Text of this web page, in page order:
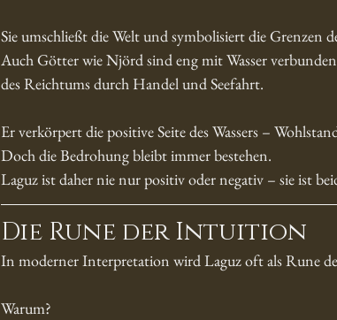
Sie umschließt die Welt und symbolisiert die Grenzen
Auch Götter wie Njörd sind eng mit Wasser
des Reichtums durch Handel und Seefahrt.
Er verkörpert die positive Seite des Wassers –
Doch die Bedrohung bleibt immer bestehen.
Laguz ist daher nie nur positiv oder negativ – sie ist
Die Rune der Intuition
In moderner Interpretation wird Laguz oft als Rune
Warum?